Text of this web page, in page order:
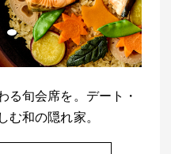
る旬会席を。デート・
む和の隠れ家。